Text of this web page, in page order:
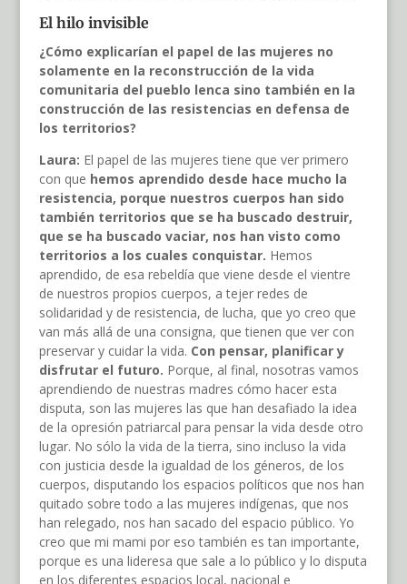
El hilo invisible
¿Cómo explicarían el papel de las mujeres no
solamente en la reconstrucción de la vida
comunitaria del pueblo lenca sino también en la
construcción de las resistencias en defensa de
los territorios?
Laura: El papel de las mujeres tiene que ver primero
con que hemos aprendido desde hace mucho la
resistencia, porque nuestros cuerpos han sido
también territorios que se ha buscado destruir,
que se ha buscado vaciar, nos han visto como
territorios a los cuales conquistar. Hemos
aprendido, de esa rebeldía que viene desde el vientre
de nuestros propios cuerpos, a tejer redes de
solidaridad y de resistencia, de lucha, que yo creo que
van más allá de una consigna, que tienen que ver con
preservar y cuidar la vida. Con pensar, planificar y
disfrutar el futuro. Porque, al final, nosotras vamos
aprendiendo de nuestras madres cómo hacer esta
disputa, son las mujeres las que han desafiado la idea
de la opresión patriarcal para pensar la vida desde otro
lugar. No sólo la vida de la tierra, sino incluso la vida
con justicia desde la igualdad de los géneros, de los
cuerpos, disputando los espacios políticos que nos han
quitado sobre todo a las mujeres indígenas, que nos
han relegado, nos han sacado del espacio público. Yo
creo que mi mami por eso también es tan importante,
porque es una lideresa que sale a lo público y lo disputa
en los diferentes espacios local, nacional e